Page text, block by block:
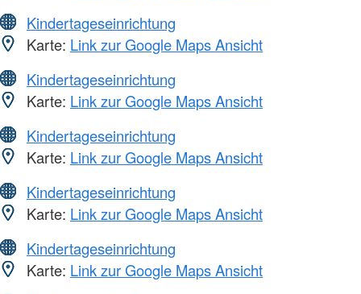
Kindertageseinrichtung
Karte: Link zur Google Maps Ansicht
Kindertageseinrichtung
Karte: Link zur Google Maps Ansicht
Kindertageseinrichtung
Karte: Link zur Google Maps Ansicht
Kindertageseinrichtung
Karte: Link zur Google Maps Ansicht
Kindertageseinrichtung
Karte: Link zur Google Maps Ansicht